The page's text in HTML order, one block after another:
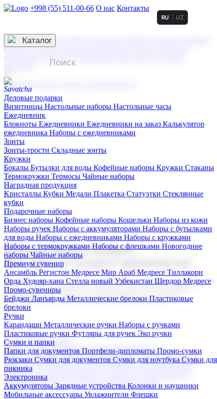
+998 (55) 511-00-66 О нас Контакты
3D гравировка
смолой (Doming)
гравировка твердая
тиснение
RU UZ
☰
Контакты
Каталог
Деловые подарки
Визитницы Настольные наборы Настольные часы
Ежедневник
Блокноты Ежедневники Ежедневники на заказ Калькулятор
ежедневника Наборы с ежедневниками
Зонты
Зонты-трости Складные зонты
Кружки
Бокалы Бутылки для воды Кофейные наборы Кружки Стаканы
Термокружки Термосы Чайные наборы
Наградная продукция
Kристаллы Кубки Медали Плакетка Статуэтки Стеклянные
кубки
Подарочные наборы
Бизнес наборы Кофейные наборы Кошельки Наборы из кожи
Наборы ручек Наборы с аккумуляторами Наборы с бутылками
для воды Наборы с ежедневниками Наборы с кружками
Наборы с термокружками Наборы с флешками Новогодние
наборы Чайные наборы
Премиум сувенир
Ансамбль Регистон Медресе Мир Араб Медресе Тиллакори
Орда Худояр-хана Стелла новый Узбекистан Шердор Медресе
Промо-сувениры
Бейджи Ланъярды Металлические брелоки Пластиковые
брелоки
Ручки
Карандаши Металлические ручки Наборы с ручками
Пластиковые ручки Футляры для ручек Эко ручки
Сумки и папки
Папки для документов Портфели-дипломаты Промо-сумки
Рюкзаки Сумки для документов Сумки для ноутбука Сумки для
пикника
Электроника
Аккумуляторы Зарядные устройства Колонки и наушники
Мобильные аксессуары Увлажнители Флешки
Корпоративные подарки
Поставка со склада и производство
Мы предлагаем широкий выбор корпоративных подарков и
сувениров с логотипом. В нашем каталоге вы найдете
продукцию для бизнеса, мероприятия и клиентов.
Подарочные наборы
Бизнес наборыКофейные наборы Кошельки
Наборы из кожиНаборы ручекНаборы с аккумуляторами
Наборы с бутылками для воды
Наборы с ежедневниками
Наборы с кружками
флешкамиНовогодние наборыЧайные наборы